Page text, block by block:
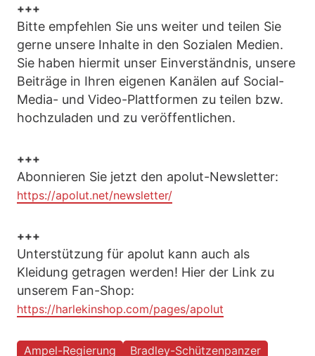
+++
Bitte empfehlen Sie uns weiter und teilen Sie
gerne unsere Inhalte in den Sozialen Medien.
Sie haben hiermit unser Einverständnis, unsere
Beiträge in Ihren eigenen Kanälen auf Social-
Media- und Video-Plattformen zu teilen bzw.
hochzuladen und zu veröffentlichen.
+++
Abonnieren Sie jetzt den apolut-Newsletter:
https://apolut.net/newsletter/
+++
Unterstützung für apolut kann auch als
Kleidung getragen werden! Hier der Link zu
unserem Fan-Shop:
https://harlekinshop.com/pages/apolut
Ampel-Regierung
Bradley-Schützenpanzer